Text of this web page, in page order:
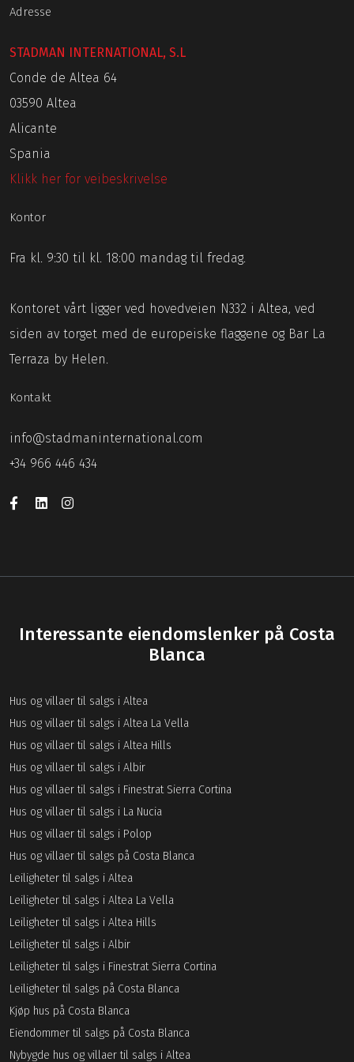
Adresse
STADMAN INTERNATIONAL, S.L
Conde de Altea 64
03590 Altea
Alicante
Spania
Klikk her for veibeskrivelse
Kontor
Fra kl. 9:30 til kl. 18:00 mandag til fredag.
Kontoret vårt ligger ved hovedveien N332 i Altea, ved
siden av torget med de europeiske flaggene og Bar La
Terraza by Helen.
Kontakt
info@stadmaninternational.com
+34 966 446 434
Interessante eiendomslenker på Costa
Blanca
Hus og villaer til salgs i Altea
Hus og villaer til salgs i Altea La Vella
Hus og villaer til salgs i Altea Hills
Hus og villaer til salgs i Albir
Hus og villaer til salgs i Finestrat Sierra Cortina
Hus og villaer til salgs i La Nucia
Hus og villaer til salgs i Polop
Hus og villaer til salgs på Costa Blanca
Leiligheter til salgs i Altea
Leiligheter til salgs i Altea La Vella
Leiligheter til salgs i Altea Hills
Leiligheter til salgs i Albir
Leiligheter til salgs i Finestrat Sierra Cortina
Leiligheter til salgs på Costa Blanca
Kjøp hus på Costa Blanca
Eiendommer til salgs på Costa Blanca
Nybygde hus og villaer til salgs i Altea